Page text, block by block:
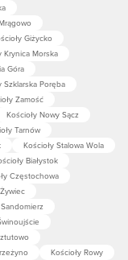
Giżycko
Krynica Morska
Góra
Szklarska Poręba
Zamość
Kościoły Nowy Sącz
Tarnów
Kościoły Stalowa Wola
Białystok
Częstochowa
Kościoły Rowy